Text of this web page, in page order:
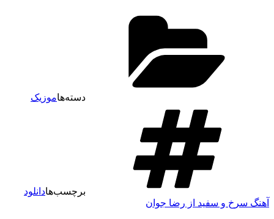
دسته‌هاموزیک
برچسب‌هادانلود
آهنگ سرخ و سفید از رضا جوان